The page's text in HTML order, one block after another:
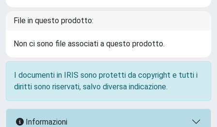
File in questo prodotto:
Non ci sono file associati a questo prodotto.
I documenti in IRIS sono protetti da copyright e tutti i
diritti sono riservati, salvo diversa indicazione.
Informazioni